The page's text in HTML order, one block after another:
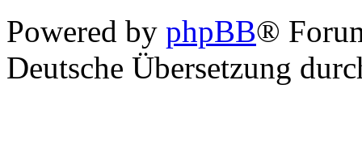
Powered by phpBB®
Deutsche Übersetzung